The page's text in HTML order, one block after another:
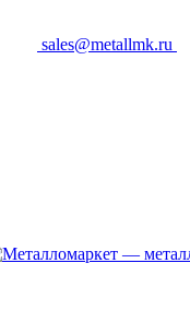
sales@metallmk.ru